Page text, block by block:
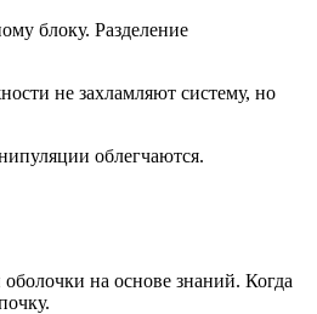
блоку. Разделение
не захламляют систему, но
облегчаются.
на основе знаний. Когда